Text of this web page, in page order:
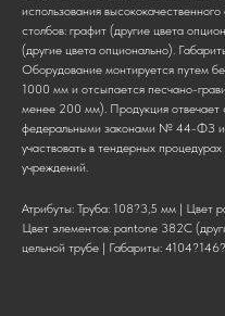
использования
столбов: графит (другие цвета
(другие цвета опционально).
Оборудование монтируется путем
1000 мм и отсыпается песчано-
менее 200 мм). Продукция отвечает
федеральными законами № 44-ФЗ
участвовать в тендерных
учреждений.
Атрибуты: Труба: 108?3,5 мм | Цвет
Цвет элементов: pantone 382C
цельной трубе | Габариты: